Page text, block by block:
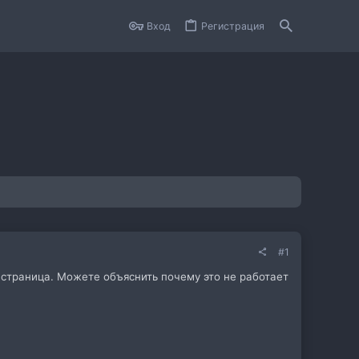
Вход Регистрация
#1
Можете объяснить почему это не работает